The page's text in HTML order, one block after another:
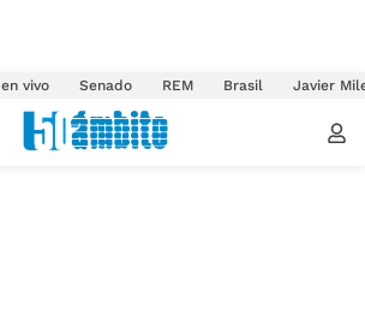
vivo Senado REM Brasil Javier